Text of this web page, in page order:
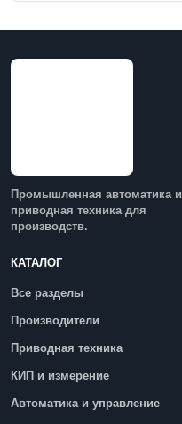
Промышленная автоматика и
приводная техника для
производств.
КАТАЛОГ
Все разделы
Производители
Приводная техника
КИП и измерение
Автоматика и управление